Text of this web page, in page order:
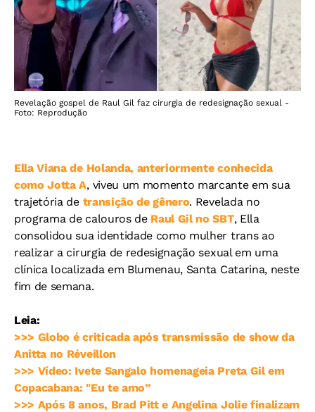
Revelação gospel de Raul Gil faz cirurgia de redesignação sexual -
Foto: Reprodução
Ella Viana de Holanda, anteriormente conhecida
como Jotta A, viveu um momento marcante em sua
trajetória de transição de gênero. Revelada no
programa de calouros de Raul Gil no SBT, Ella
consolidou sua identidade como mulher trans ao
realizar a cirurgia de redesignação sexual em uma
clínica localizada em Blumenau, Santa Catarina, neste
fim de semana.
Leia:
>>> Globo é criticada após transmissão de show da
Anitta no Réveillon
>>> Vídeo: Ivete Sangalo homenageia Preta Gil em
Copacabana: "Eu te amo”
>>> Após 8 anos, Brad Pitt e Angelina Jolie finalizam